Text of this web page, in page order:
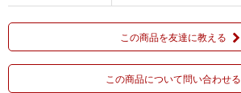
この商品を友達に教える
この商品について問い合わせる